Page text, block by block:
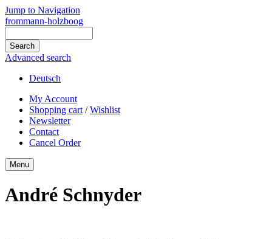
Jump to Navigation
frommann-holzboog
Advanced search
Deutsch
My Account
Shopping cart /Wishlist
Newsletter
Contact
Cancel Order
Menu
André Schnyder